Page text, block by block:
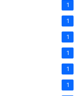
1
1
1
1
1
1